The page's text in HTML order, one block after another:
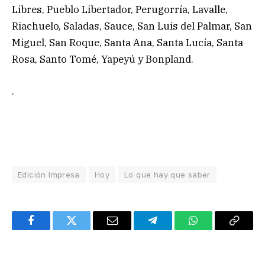
Libres, Pueblo Libertador, Perugorría, Lavalle,
Riachuelo, Saladas, Sauce, San Luis del Palmar, San
Miguel, San Roque, Santa Ana, Santa Lucía, Santa
Rosa, Santo Tomé, Yapeyú y Bonpland.
.
Edición Impresa Hoy Lo que hay que saber
FacebookTwitter Email TelegramWhatsAppCopy